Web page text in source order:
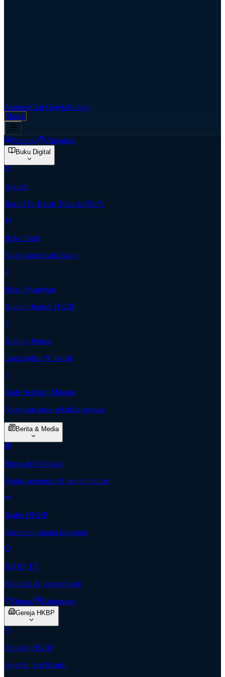
AspirasiCari GerejaKontak
Masuk
Beranda Almanak
Buku Digital
Alkitab
Baca TB, Batak Toba & NKJV
Buku Ende
Nyanyian rohani Batak
Buku Nyanyian
Kidung Jemaat HKBP
Kidung Jemaat
Lagu pujian & ibadah
Ende Sekolah Minggu
Nyanyian anak sekolah minggu
Berita & Media
Berita & Publikasi
Warta, renungan & pengumuman
Radio HKBP
Streaming siaran langsung
HKBP TV
Khotbah & video rohani
Donasi Kolportase
Gereja HKBP
Tentang HKBP
Sejarah, visi & misi